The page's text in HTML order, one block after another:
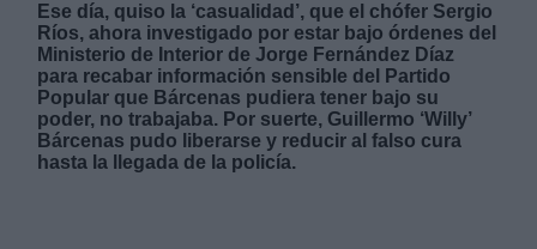
Ese día, quiso la ‘casualidad’, que el chófer Sergio
Ríos, ahora investigado por estar bajo órdenes del
Ministerio de Interior de Jorge Fernández Díaz
para recabar información sensible del Partido
Popular que Bárcenas pudiera tener bajo su
poder, no trabajaba. Por suerte, Guillermo ‘Willy’
Bárcenas pudo liberarse y reducir al falso cura
hasta la llegada de la policía.
Derechos: